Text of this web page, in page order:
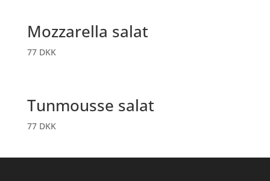
Mozzarella salat
77 DKK
Tunmousse salat
77 DKK